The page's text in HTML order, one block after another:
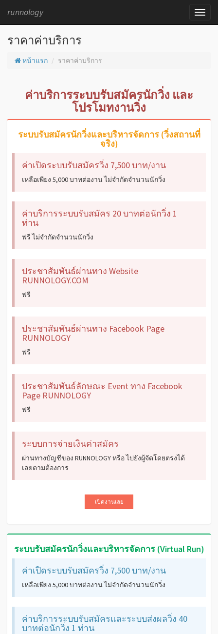
runnology
ราคาค่าบริการ
หน้าแรก ราคาค่าบริการ
ค่าบริการระบบรับสมัครนักวิ่ง และ
โปรโมทงานวิ่ง
ระบบรับสมัครนักวิ่งและบริหารจัดการ (วิ่งสถานที่
จริง)
ค่าเปิดระบบรับสมัครวิ่ง 7,500 บาท/งาน
เหลือเพียง 5,000 บาทต่องาน ไม่จำกัดจำนวนนักวิ่ง
ค่าบริการระบบรับสมัคร 20 บาทต่อนักวิ่ง 1
ท่าน
ฟรี ไม่จำกัดจำนวนนักวิ่ง
ประชาสัมพันธ์ผ่านทาง Website
RUNNOLOGY.COM
ฟรี
ประชาสัมพันธ์ผ่านทาง Facebook Page
RUNNOLOGY
ฟรี
ประชาสัมพันธ์ลักษณะ Event ทาง Facebook
Page RUNNOLOGY
ฟรี
ระบบการจ่ายเงินค่าสมัคร
ผ่านทางบัญชีของ RUNNOLOGY หรือ ไปยังผู้จัดโดยตรงได้
เลยตามต้องการ
เปิดงานเลย
ระบบรับสมัครนักวิ่งและบริหารจัดการ (Virtual Run)
ค่าเปิดระบบรับสมัครวิ่ง 7,500 บาท/งาน
เหลือเพียง 5,000 บาทต่องาน ไม่จำกัดจำนวนนักวิ่ง
ค่าบริการระบบรับสมัครและระบบส่งผลวิ่ง 40
บาทต่อนักวิ่ง 1 ท่าน